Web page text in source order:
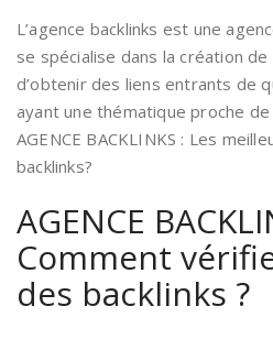
L’agence backlinks est une
se spécialise dans la création
d’obtenir des liens entrants de
ayant une thématique proche
AGENCE BACKLINKS : Les
backlinks?
AGENCE
Comment
des backlinks ?